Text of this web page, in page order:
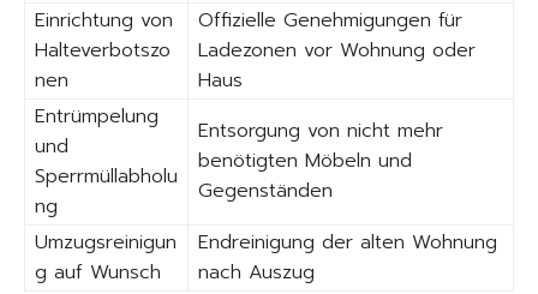
Einrichtung von
Halteverbotszo
nen
Offizielle Genehmigungen für
Ladezonen vor Wohnung oder
Haus
Entrümpelung
und
Sperrmüllabholu
ng
Entsorgung von nicht mehr
benötigten Möbeln und
Gegenständen
Umzugsreinigun
g auf Wunsch
Endreinigung der alten Wohnung
nach Auszug